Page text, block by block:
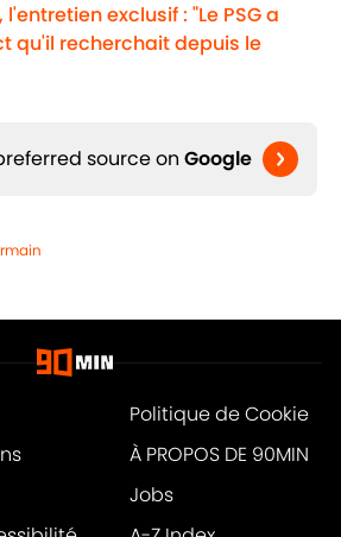
l'entretien exclusif : "Le PSG a
qu'il recherchait depuis le
source on Google
Politique de Cookie
À PROPOS DE 90MIN
Jobs